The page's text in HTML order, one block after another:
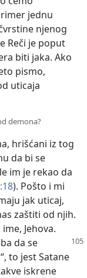
jednu
njenog
Reči je poput
biti jaka. Ako
pismo,
uticaja
demona?
hrišćani iz tog
da bi se
im je rekao da
). Pošto i mi
jak uticaj,
zaštiti od njih.
Jehova.
da se
to jest Satane
iskrene